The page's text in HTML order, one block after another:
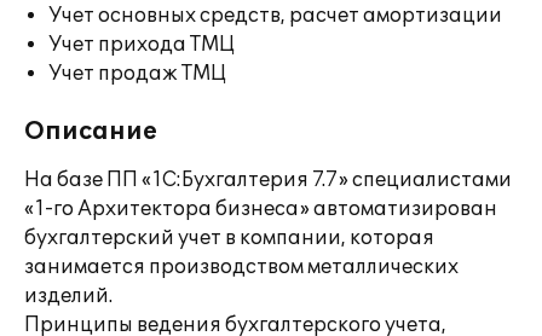
Учет основных средств, расчет амортизации
Учет прихода ТМЦ
Учет продаж ТМЦ
Описание
На базе ПП «1С:Бухгалтерия 7.7» специалистами
«1-го Архитектора бизнеса» автоматизирован
бухгалтерский учет в компании, которая
занимается производством металлических
изделий.
Принципы ведения бухгалтерского учета,